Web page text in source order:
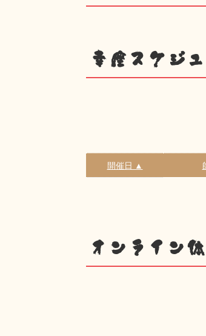
幸座スケジ
開催日 ▲
オンライン